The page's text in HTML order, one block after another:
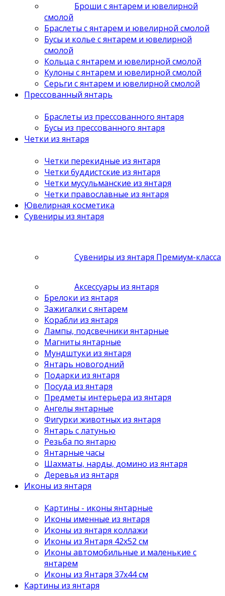
Броши с янтарем и ювелирной
смолой
Браслеты с янтарем и ювелирной смолой
Бусы и колье с янтарем и ювелирной
смолой
Кольца с янтарем и ювелирной смолой
Кулоны с янтарем и ювелирной смолой
Серьги с янтарем и ювелирной смолой
Прессованный янтарь
Браслеты из прессованного янтаря
Бусы из прессованного янтаря
Четки из янтаря
Четки перекидные из янтаря
Четки буддистские из янтаря
Четки мусульманские из янтаря
Четки православные из янтаря
Ювелирная косметика
Сувениры из янтаря
Сувениры из янтаря Премиум-класса
Аксессуары из янтаря
Брелоки из янтаря
Зажигалки с янтарем
Корабли из янтаря
Лампы, подсвечники янтарные
Магниты янтарные
Мундштуки из янтаря
Янтарь новогодний
Подарки из янтаря
Посуда из янтаря
Предметы интерьера из янтаря
Ангелы янтарные
Фигурки животных из янтаря
Янтарь с латунью
Резьба по янтарю
Янтарные часы
Шахматы, нарды, домино из янтаря
Деревья из янтаря
Иконы из янтаря
Картины - иконы янтарные
Иконы именные из янтаря
Иконы из янтаря коллажи
Иконы из Янтаря 42х52 см
Иконы автомобильные и маленькие с
янтарем
Иконы из Янтаря 37х44 см
Картины из янтаря